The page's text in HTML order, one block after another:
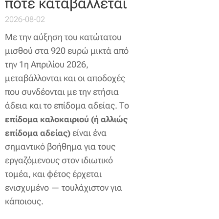
2026-08-02
Με την αύξηση του κατώτατου
μισθού στα 920 ευρώ μικτά από
την 1η Απριλίου 2026,
μεταβάλλονται και οι αποδοχές
που συνδέονται με την ετήσια
άδεια και το επίδομα αδείας. Το
επίδομα καλοκαιριού (ή αλλιώς
επίδομα αδείας) είναι ένα
σημαντικό βοήθημα για τους
εργαζόμενους στον ιδιωτικό
τομέα, και φέτος έρχεται
ενισχυμένο — τουλάχιστον για
κάποιους.